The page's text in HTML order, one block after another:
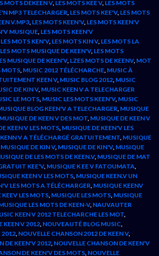
MOTS DEKEEN V, LES MOTS KEE V, LES MOTS
MP3 TELECHARGER LES MOTS KEE'V, LES MOTS
V.MP3 LES MOTS KEEN'V, LES MOTS KEEN'V
MUSIQUE LES MOTS KEEN'V
LES MOTS KEN'V, LES MOTS KIN V, LES MOTS LA
LES MOTS MUSIQUE DE KEEN'V, LES MOTS
MUSIQUE DE KEEN'V, LZES MOTS DE KEENV, MOT
MOTS MUSIC 2012 TÉLÉCHARCHE MUSIC À
KEEN V, MUSIC BLOG 2012 MUSIC
DE KIN V, MUSIC KEEN V A TELECHARGER
LE MOTS MUSIC LES MOTS KEEN'V, MUSIC
BLOG KEEN'V A TELECHARGER MUSIQUE
MUSIQUE DE KEEN V DES MOT MUSIQUE DE KEEN V
KEEN V LES MOTS MUSIQUE DE KEEN'V LES
V A TÉLÉCHARGÉ GRATUITEMENT MUSIQUE
MUSIQUE DE KIN V, MUSIQUE DE KIN'V, MUSIQUE
DE LES MOTS DE KEEN.V, MUSIQUE DE MAT
KEE'V, MUSIQUE K EE V FATOUMATA
KEEN V LES MOTS MUSIQUE KEEN.V UN
LES MOTS A TÉLÉCHARGER MUSIQUE KEENV
LES MOTS MUSIQUE LES MOTS MUSIQUE
LES MOTS DE KEEN-V, NAUVAUTER
KEEN V 2012 TELECHARCHE LES MOT
KEEN V 2012 NOUVEAUTÉ BLOG MUSIC
2012 NOUVELLE CHANSON 2012 DE KEEN V,
DE KEEN'V 2012 NOUVELLE CHANSON DE KEEN'V
DE KEEN'V DES MOTS NOUVELLE